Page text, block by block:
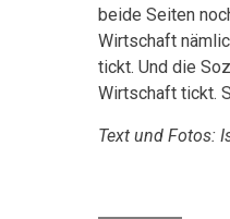
beide Seiten
Wirtschaft
tickt. Und die
Wirtschaft tickt.
Text und Fotos: